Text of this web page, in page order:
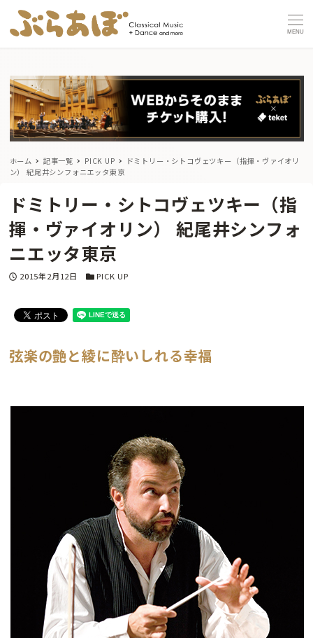
MENU
ホーム 記事一覧 PICK UP
ドミトリー・シトコヴェツキー（指揮・ヴァイオリ
ン） 紀尾井シンフォニエッタ東京
ドミトリー・シトコヴェツキー（指
揮・ヴァイオリン） 紀尾井シンフォ
ニエッタ東京
投稿日
2015年2月12日 カテゴリー
PICK UP
弦楽の艶と綾に酔いしれる幸福